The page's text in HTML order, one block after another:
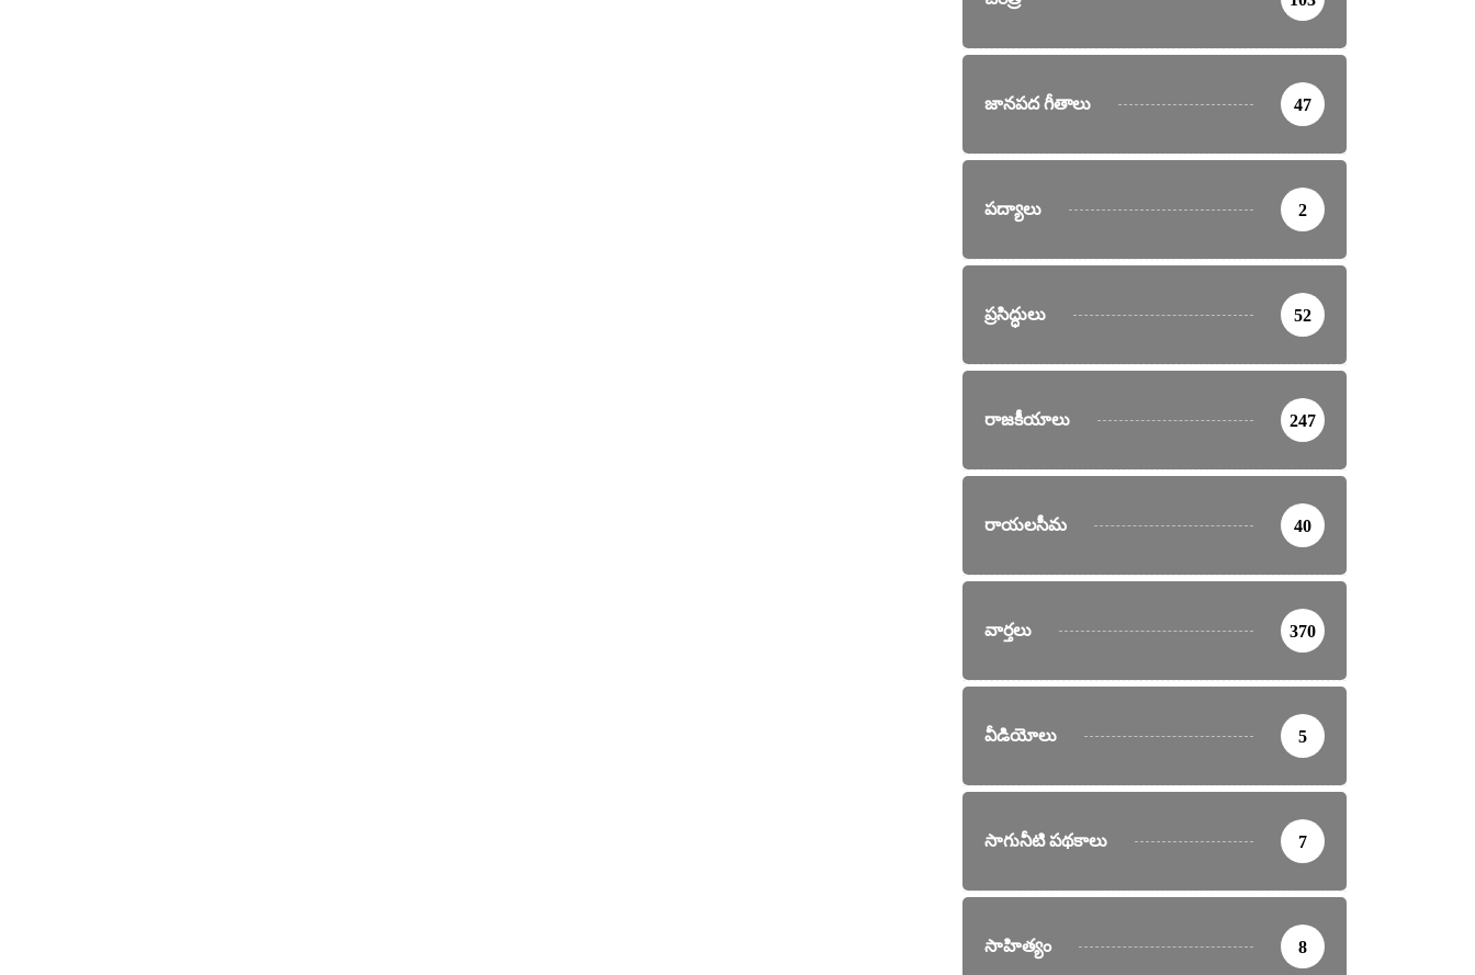
జానపద గీతాలు 47
పద్యాలు 2
ప్రసిద్ధులు 52
రాజకీయాలు 247
రాయలసీమ 40
వార్తలు 370
వీడియోలు 5
సాగునీటి పథకాలు 7
సాహిత్యం 8